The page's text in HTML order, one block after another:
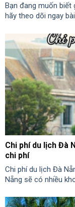
Bạn đang muốn biết
hãy theo dõi ngay
Chi phí du lịch Đà
chi phí
Chi phí du lịch Đà
Nẵng sẽ có nhiều